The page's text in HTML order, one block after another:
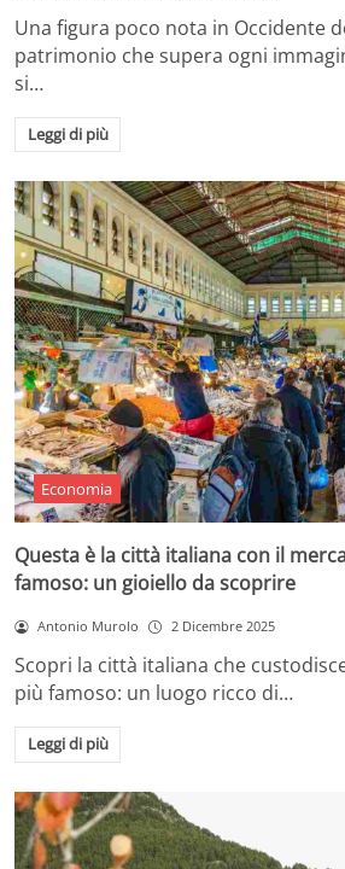
Una figura poco nota in Occidente
patrimonio che supera ogni
si…
Leggi di più
Economia
Questa è la città italiana con il
famoso: un gioiello da scoprire
Antonio Murolo 2 Dicembre 2025
Scopri la città italiana che
più famoso: un luogo ricco di…
Leggi di più